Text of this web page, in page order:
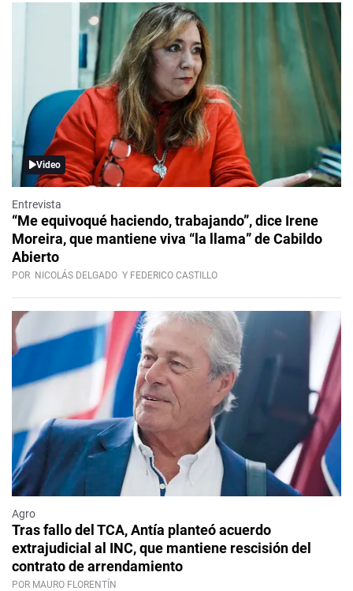
Video
Entrevista
“Me equivoqué haciendo, trabajando”, dice Irene
Moreira, que mantiene viva “la llama” de Cabildo
Abierto
POR NICOLÁS DELGADO Y FEDERICO CASTILLO
Agro
Tras fallo del TCA, Antía planteó acuerdo
extrajudicial al INC, que mantiene rescisión del
contrato de arrendamiento
POR MAURO FLORENTÍN